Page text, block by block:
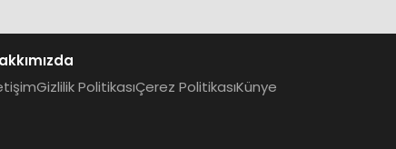
Gizlilik PolitikasıÇerez PolitikasıKünye